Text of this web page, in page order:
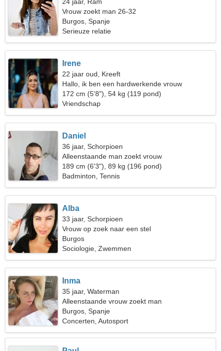
Vrouw zoekt man 26-32
Burgos, Spanje
Serieuze relatie
Irene
22 jaar oud, Kreeft
Hallo, ik ben een hardwerkende vrouw
172 cm (5'8"), 54 kg (119 pond)
Vriendschap
Daniel
36 jaar, Schorpioen
Alleenstaande man zoekt vrouw
189 cm (6'3"), 89 kg (196 pond)
Badminton, Tennis
Alba
33 jaar, Schorpioen
Vrouw op zoek naar een stel
Burgos
Sociologie, Zwemmen
Inma
35 jaar, Waterman
Alleenstaande vrouw zoekt man
Burgos, Spanje
Concerten, Autosport